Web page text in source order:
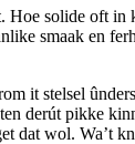
Hoe solide oft
smaak en
it stelsel
derút pikke
dat wol. Wa’t